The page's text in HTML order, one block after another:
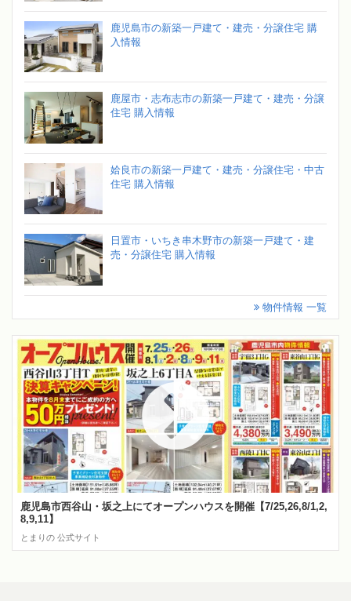
鹿児島市の新築一戸建て・建売・分譲住宅 購
入情報
鹿屋市・志布志市の新築一戸建て・建売・分譲
住宅 購入情報
姶良市の新築一戸建て・建売・分譲住宅・中古
住宅 購入情報
日置市・いちき串木野市の新築一戸建て・建
売・分譲住宅 購入情報
物件情報 一覧
鹿児島市西谷山・坂之上にてオープンハウスを開催【7/25,26,8/1,2,
8,9,11】
とまりの 公式サイト